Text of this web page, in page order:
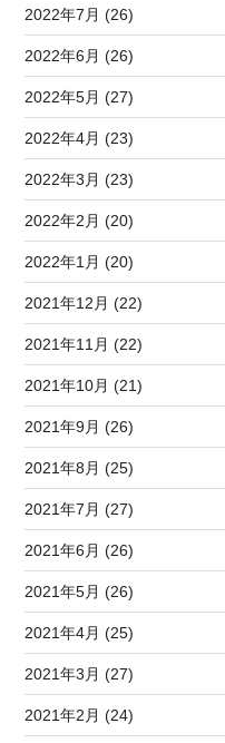
2022年7月 (26)
2022年6月 (26)
2022年5月 (27)
2022年4月 (23)
2022年3月 (23)
2022年2月 (20)
2022年1月 (20)
2021年12月 (22)
2021年11月 (22)
2021年10月 (21)
2021年9月 (26)
2021年8月 (25)
2021年7月 (27)
2021年6月 (26)
2021年5月 (26)
2021年4月 (25)
2021年3月 (27)
2021年2月 (24)